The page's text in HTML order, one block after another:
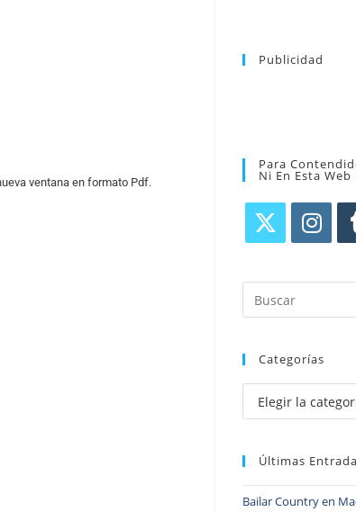
ventana en formato Pdf.
Publicidad
Para
Ni En Esta
Categorías
Últimas
Bailar Country en